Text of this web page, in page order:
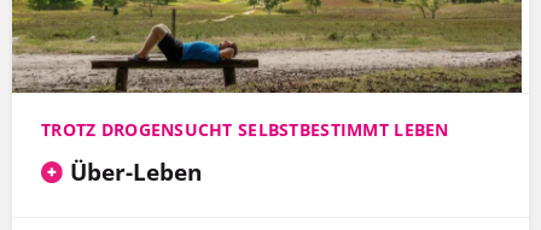
TROTZ DROGENSUCHT SELBSTBESTIMMT LEBEN
Über-Leben